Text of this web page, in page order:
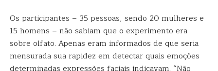
Os participantes – 35 pessoas, sendo 20 mulheres e
15 homens – não sabiam que o experimento era
sobre olfato. Apenas eram informados de que seria
mensurada sua rapidez em detectar quais emoções